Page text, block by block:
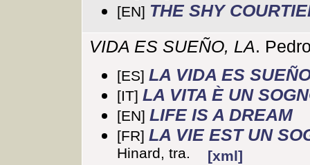
[EN] THE SHY
VIDA ES SUEÑO, LA.
[ES] LA VIDA ES
[IT] LA VITA È UN
[EN] LIFE IS A DREAM
[FR] LA VIE EST UN
Hinard, tra.
[xml]